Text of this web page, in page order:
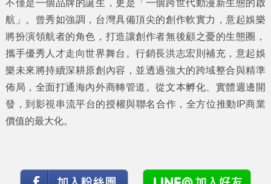
不僅是一個品牌的誕生，更是「一個跨世代動漫新生態的啟
航」。曾秀如強調，台灣具備頂尖的創作軟實力，意起娛樂
將扮演領航者的角色，打造讓創作者無後顧之憂的生態圈，
攜手優秀人才走向世界舞台。行銷長洪志宏則補充，意起娛
樂未來將持續深耕原創內容，並透過強大的跨域整合與精準
佈局，全面打通海內外商轉管道。從文本孵化、實體週邊開
發，到影視串流平台的授權與聯名合作，全方位推動IP商業
價值的最大化。